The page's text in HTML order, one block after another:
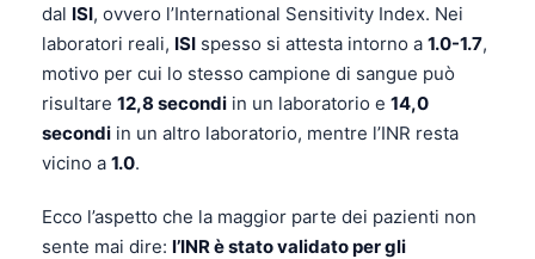
dal ISI, ovvero l’International Sensitivity Index. Nei
laboratori reali, ISI spesso si attesta intorno a 1.0-1.7,
motivo per cui lo stesso campione di sangue può
risultare 12,8 secondi in un laboratorio e 14,0
secondi in un altro laboratorio, mentre l’INR resta
vicino a 1.0.
Ecco l’aspetto che la maggior parte dei pazienti non
sente mai dire: l’INR è stato validato per gli